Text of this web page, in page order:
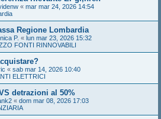
« mar mar 24, 2026 14:54
Regione Lombardia
P. « lun mar 23, 2026 15:32
FONTI RINNOVABILI
« sab mar 14, 2026 10:40
ELETTRICI
detrazioni al 50%
« dom mar 08, 2026 17:03